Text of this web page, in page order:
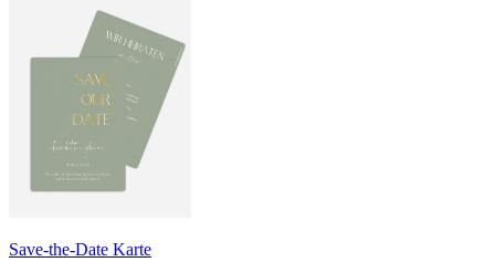
Save-the-Date Karte